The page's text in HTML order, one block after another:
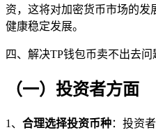
资，这将对加密货币市场的发
健康稳定发展。
四、解决TP钱包币卖不出去问
（一）投资者方面
1、 合理选择投资币种：投资